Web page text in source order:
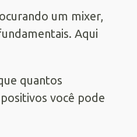
um mixer,
Aqui
quantos
você pode